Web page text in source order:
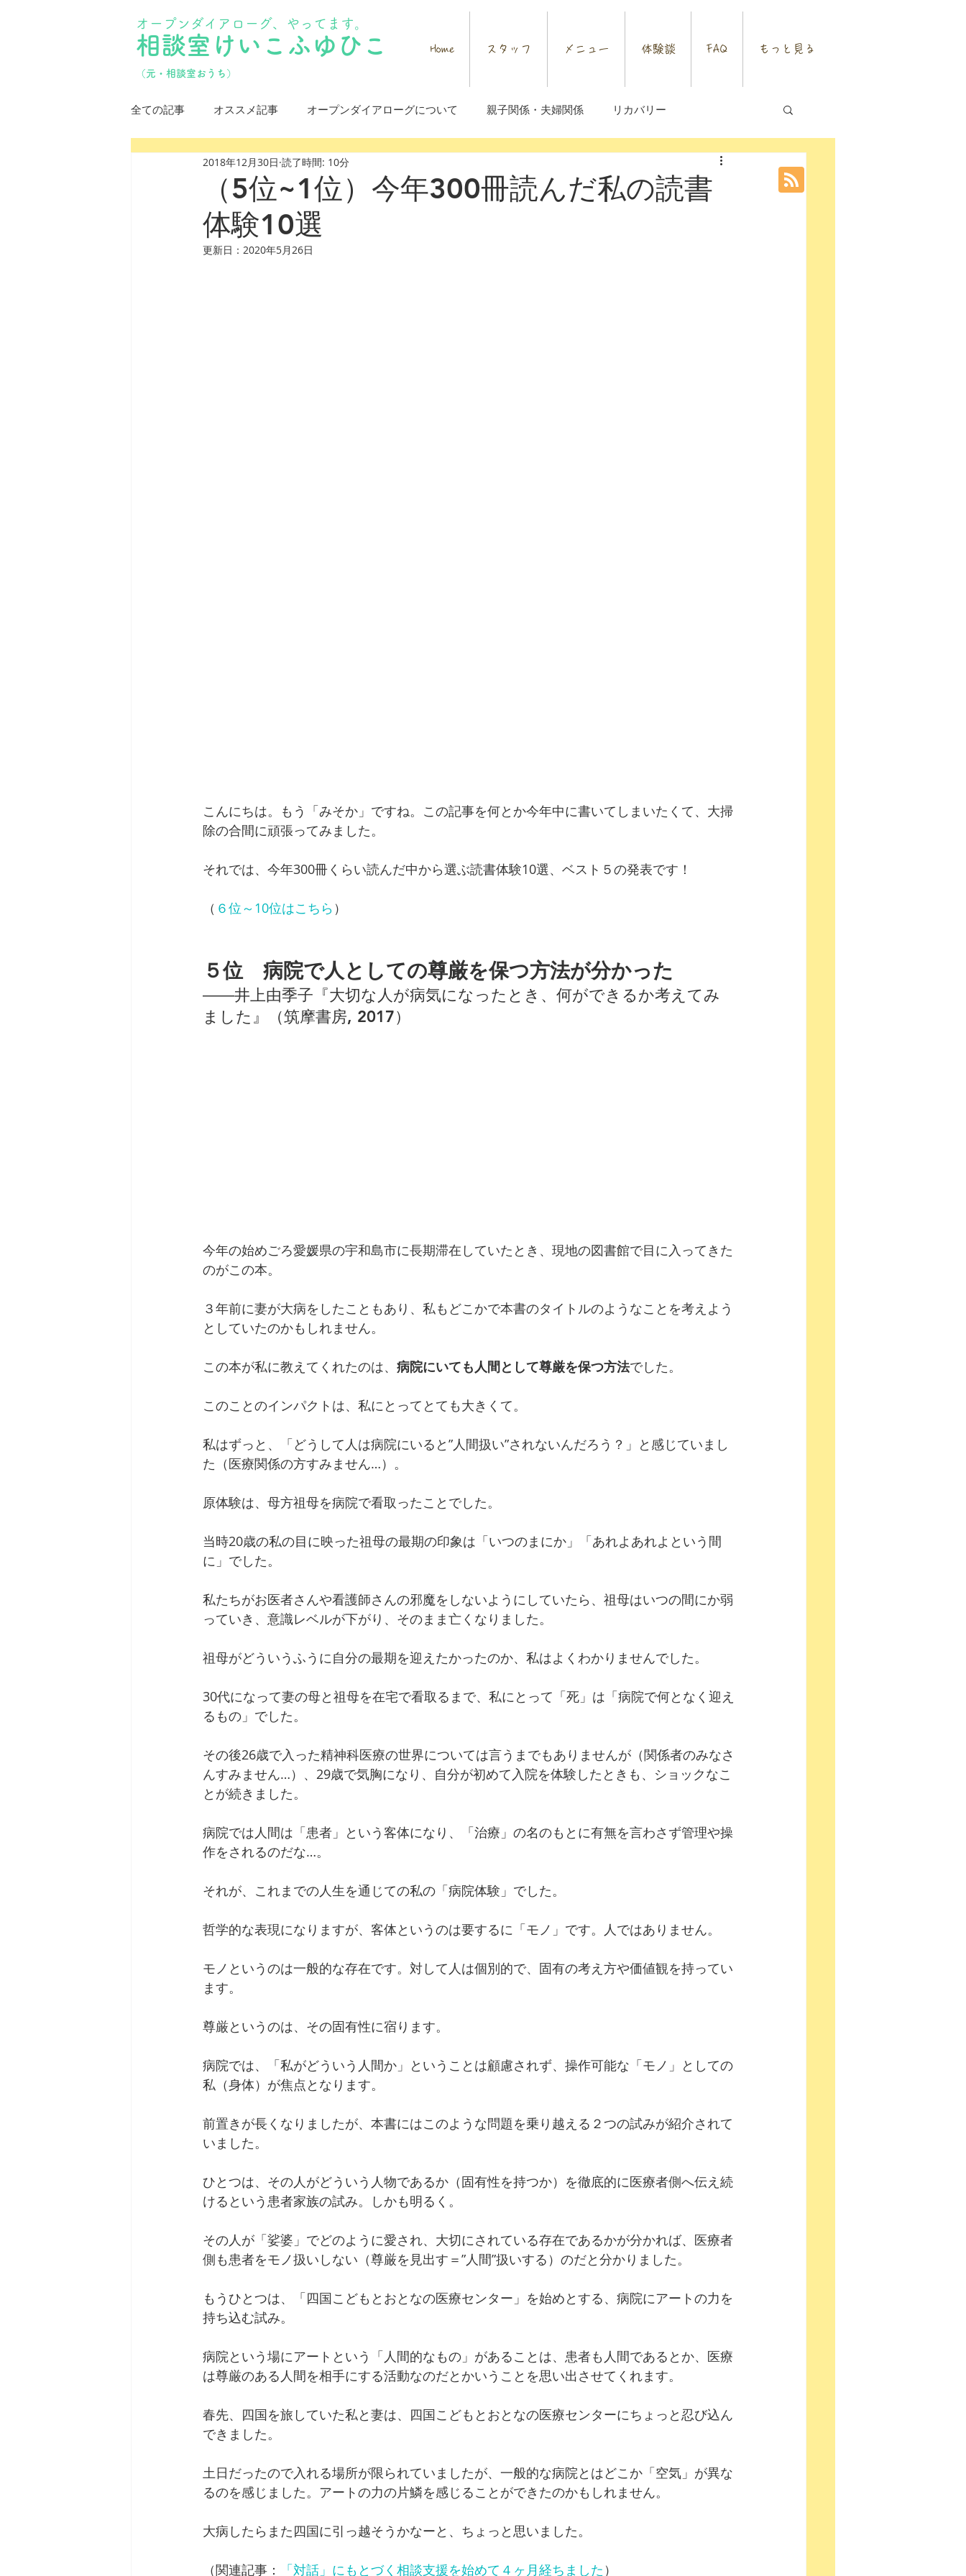
オープンダイアローグ、やってます。
相談室けいこふゆひこ
​（元・相談室おうち）
Home スタッフ メニュー 体験談 FAQ もっと見る
全ての記事 オススメ記事 オープンダイアローグについて 親子関係・夫婦関係 リカバリー
私たちについて 個人的な体験（回復・ひきこもり・AC・燃え尽き）
（5位~1位）今年300冊読んだ私の読書
体験10選
2018年12月30日 読了時間: 10分
更新日： 2020年5月26日
こんにちは。もう「みそか」ですね。この記事を何とか今年中に書いてしまいたくて、大掃
除の合間に頑張ってみました。
それでは、今年300冊くらい読んだ中から選ぶ読書体験10選、ベスト５の発表です！
（ ６位～10位はこちら ）
５位　病院で人としての尊厳を保つ方法が分かった
――井上由季子『大切な人が病気になったとき、何ができるか考えてみ
ました』（筑摩書房, 2017）
今年の始めごろ愛媛県の宇和島市に長期滞在していたとき、現地の図書館で目に入ってきた
のがこの本。
３年前に妻が大病をしたこともあり、私もどこかで本書のタイトルのようなことを考えよう
としていたのかもしれません。
この本が私に教えてくれたのは、 病院にいても人間として尊厳を保つ方法でした。
このことのインパクトは、私にとってとても大きくて。
私はずっと、「どうして人は病院にいると”人間扱い”されないんだろう？」と感じていまし
た（医療関係の方すみません…）。
原体験は、母方祖母を病院で看取ったことでした。
当時20歳の私の目に映った祖母の最期の印象は「いつのまにか」「あれよあれよという間
に」でした。
私たちがお医者さんや看護師さんの邪魔をしないようにしていたら、祖母はいつの間にか弱
っていき、意識レベルが下がり、そのまま亡くなりました。
祖母がどういうふうに自分の最期を迎えたかったのか、私はよくわかりませんでした。
30代になって妻の母と祖母を在宅で看取るまで、私にとって「死」は「病院で何となく迎え
るもの」でした。
その後26歳で入った精神科医療の世界については言うまでもありませんが（関係者のみなさ
んすみません…）、29歳で気胸になり、自分が初めて入院を体験したときも、ショックなこ
とが続きました。
病院では人間は「患者」という客体になり、「治療」の名のもとに有無を言わさず管理や操
作をされるのだな…。
それが、これまでの人生を通じての私の「病院体験」でした。
哲学的な表現になりますが、客体というのは要するに「モノ」です。人ではありません。
モノというのは一般的な存在です。対して人は個別的で、固有の考え方や価値観を持ってい
ます。
尊厳というのは、その固有性に宿ります。
病院では、「私がどういう人間か」ということは顧慮されず、操作可能な「モノ」としての
私（身体）が焦点となります。
前置きが長くなりましたが、本書にはこのような問題を乗り越える２つの試みが紹介されて
いました。
ひとつは、その人がどういう人物であるか（固有性を持つか）を徹底的に医療者側へ伝え続
けるという患者家族の試み。しかも明るく。
その人が「娑婆」でどのように愛され、大切にされている存在であるかが分かれば、医療者
側も患者をモノ扱いしない（尊厳を見出す＝”人間”扱いする）のだと分かりました。
もうひとつは、「四国こどもとおとなの医療センター」を始めとする、病院にアートの力を
持ち込む試み。
病院という場にアートという「人間的なもの」があることは、患者も人間であるとか、医療
は尊厳のある人間を相手にする活動なのだとかいうことを思い出させてくれます。
春先、四国を旅していた私と妻は、四国こどもとおとなの医療センターにちょっと忍び込ん
できました。
土日だったので入れる場所が限られていましたが、一般的な病院とはどこか「空気」が異な
るのを感じました。アートの力の片鱗を感じることができたのかもしれません。
大病したらまた四国に引っ越そうかなーと、ちょっと思いました。
（関連記事： 「対話」にもとづく相談支援を始めて４ヶ月経ちました ）